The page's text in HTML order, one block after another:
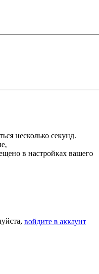
несколько секунд.
в настройках вашего
войдите в аккаунт